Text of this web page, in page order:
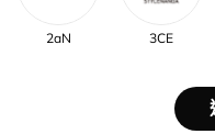
2aN 3CE